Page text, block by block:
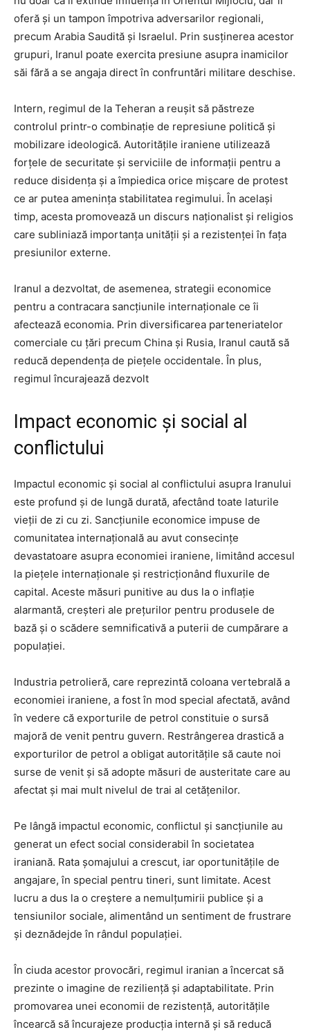
oferă și un tampon împotriva adversarilor regionali,
precum Arabia Saudită și Israelul. Prin susținerea acestor
grupuri, Iranul poate exercita presiune asupra inamicilor
săi fără a se angaja direct în confruntări militare deschise.
Intern, regimul de la Teheran a reușit să păstreze
controlul printr-o combinație de represiune politică și
mobilizare ideologică. Autoritățile iraniene utilizează
forțele de securitate și serviciile de informații pentru a
reduce disidența și a împiedica orice mișcare de protest
ce ar putea amenința stabilitatea regimului. În același
timp, acesta promovează un discurs naționalist și religios
care subliniază importanța unității și a rezistenței în fața
presiunilor externe.
Iranul a dezvoltat, de asemenea, strategii economice
pentru a contracara sancțiunile internaționale ce îi
afectează economia. Prin diversificarea parteneriatelor
comerciale cu țări precum China și Rusia, Iranul caută să
reducă dependența de piețele occidentale. În plus,
regimul încurajează dezvolt
Impact economic și social al
conflictului
Impactul economic și social al conflictului asupra Iranului
este profund și de lungă durată, afectând toate laturile
vieții de zi cu zi. Sancțiunile economice impuse de
comunitatea internațională au avut consecințe
devastatoare asupra economiei iraniene, limitând accesul
la piețele internaționale și restricționând fluxurile de
capital. Aceste măsuri punitive au dus la o inflație
alarmantă, creșteri ale prețurilor pentru produsele de
bază și o scădere semnificativă a puterii de cumpărare a
populației.
Industria petrolieră, care reprezintă coloana vertebrală a
economiei iraniene, a fost în mod special afectată, având
în vedere că exporturile de petrol constituie o sursă
majoră de venit pentru guvern. Restrângerea drastică a
exporturilor de petrol a obligat autoritățile să caute noi
surse de venit și să adopte măsuri de austeritate care au
afectat și mai mult nivelul de trai al cetățenilor.
Pe lângă impactul economic, conflictul și sancțiunile au
generat un efect social considerabil în societatea
iraniană. Rata șomajului a crescut, iar oportunitățile de
angajare, în special pentru tineri, sunt limitate. Acest
lucru a dus la o creștere a nemulțumirii publice și a
tensiunilor sociale, alimentând un sentiment de frustrare
și deznădejde în rândul populației.
În ciuda acestor provocări, regimul iranian a încercat să
prezinte o imagine de reziliență și adaptabilitate. Prin
promovarea unei economii de rezistență, autoritățile
încearcă să încurajeze producția internă și să reducă